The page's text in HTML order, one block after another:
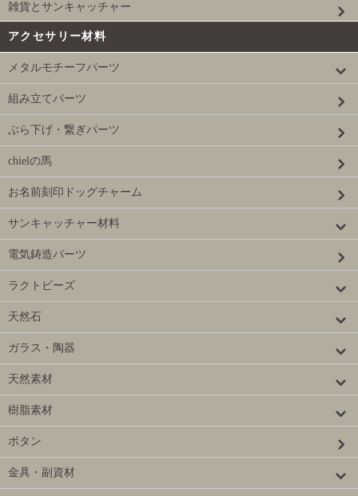
雑貨とサンキャッチャー
アクセサリー材料
メタルモチーフパーツ
組み立てパーツ
ぶら下げ・繋ぎパーツ
chielの馬
お名前刻印ドッグチャーム
サンキャッチャー材料
電気鋳造パーツ
ラクトビーズ
天然石
ガラス・陶器
天然素材
樹脂素材
ボタン
金具・副資材